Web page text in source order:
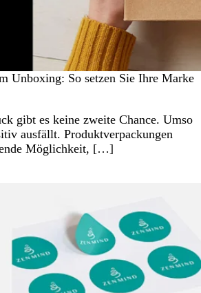
Unboxing: So setzen Sie Ihre Marke
gibt es keine zweite Chance. Umso
ausfällt. Produktverpackungen
Möglichkeit, […]